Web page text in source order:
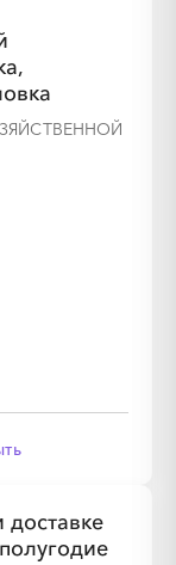
доставке